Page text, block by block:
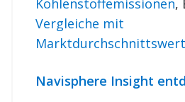
Vergleiche mit